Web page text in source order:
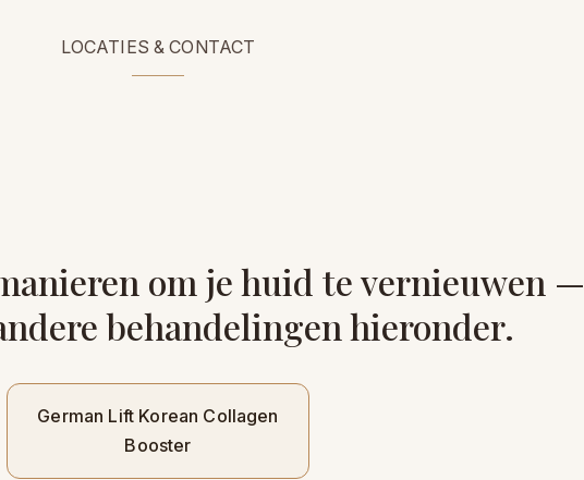
LOCATIES & CONTACT
om je huid te vernieuwen —
behandelingen hieronder.
German Lift Korean Collagen
Booster